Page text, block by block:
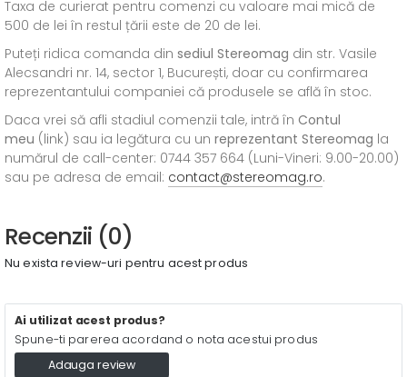
Taxa de curierat pentru comenzi cu valoare mai mică de
500 de lei în restul țării este de 20 de lei.
Puteți ridica comanda din sediul Stereomag din str. Vasile
Alecsandri nr. 14, sector 1, București, doar cu confirmarea
reprezentantului companiei că produsele se află în stoc.
Daca vrei să afli stadiul comenzii tale, intră în Contul
meu (link) sau ia legătura cu un reprezentant Stereomag la
numărul de call-center: 0744 357 664 (Luni-Vineri: 9.00-20.00)
sau pe adresa de email: contact@stereomag.ro.
Recenzii (0)
Nu exista review-uri pentru acest produs
Ai utilizat acest produs?
Spune-ti parerea acordand o nota acestui produs
Adauga review